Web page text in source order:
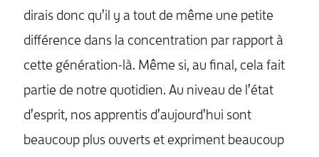
dirais donc qu’il y a tout de même une petite
différence dans la concentration par rapport à
cette génération-là. Même si, au final, cela fait
partie de notre quotidien. Au niveau de l’état
d’esprit, nos apprentis d’aujourd’hui sont
beaucoup plus ouverts et expriment beaucoup